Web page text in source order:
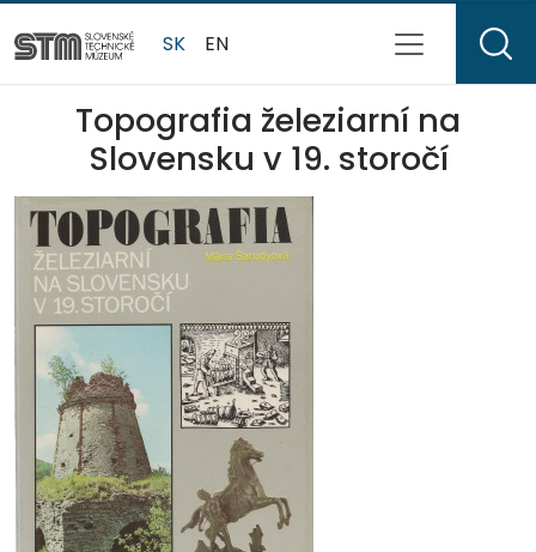
SK EN
Topografia železiarní na
Slovensku v 19. storočí